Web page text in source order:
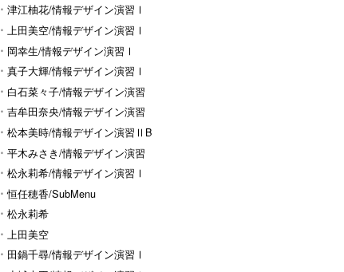
演習I
津江柚花/情報デザイン演習Ⅰ
上田美空/情報デザイン演習Ⅰ
岡幸生/情報デザイン演習Ⅰ
真子大輝/情報デザイン演習Ⅰ
白石菜々子/情報デザイン演習
Ⅰ 吉牟田奈央/情報デザイン演習
Ⅰ 松本美時/情報デザイン演習ⅡB
平木みさき/情報デザイン演習
Ⅰ 松永莉希/情報デザイン演習Ⅰ
恒任穂香/SubMenu
松永莉希
上田美空
田鍋千尋/情報デザイン演習Ⅰ